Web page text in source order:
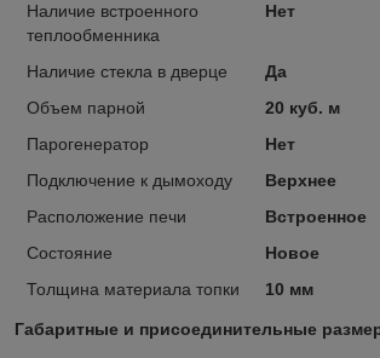
Наличие встроенного
теплообменника
Нет
Наличие стекла в дверце
Да
Объем парной
20 куб. м
Парогенератор
Нет
Подключение к дымоходу
Верхнее
Расположение печи
Встроенное
Состояние
Новое
Толщина материала топки
10 мм
Габаритные и присоединительные